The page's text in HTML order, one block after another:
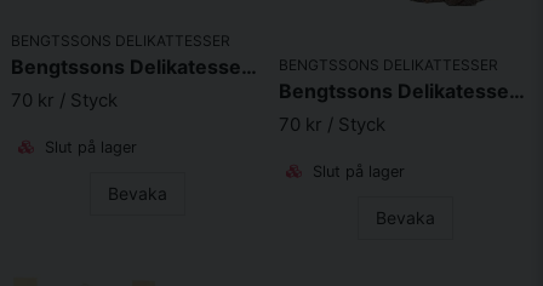
BENGTSSONS DELIKATTESSER
Bengtssons Delikatesser Lammchips 110g
70 kr / Styck
Slut på lager
Bevaka
BENGTSSONS DELIKATTESSER
Bengtssons Delikatesser Oxhjärta 110g
70 kr / Styck
Slut på lager
Bevaka